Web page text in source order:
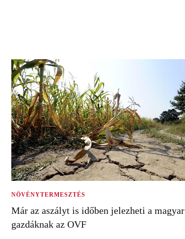
NÖVÉNYTERMESZTÉS
Már az aszályt is időben jelezheti a magyar
gazdáknak az OVF